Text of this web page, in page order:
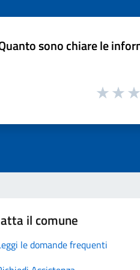
sono chiare le
il comune
le domande frequenti